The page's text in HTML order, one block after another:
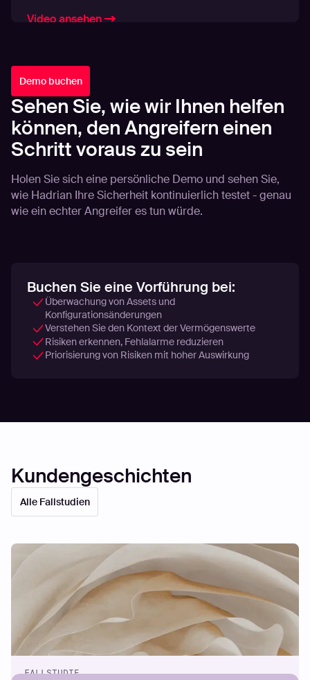
Video ansehen
Sehen Sie, wie wir Ihnen helfen
können, den Angreifern einen
Schritt voraus zu sein
Holen Sie sich eine persönliche Demo und sehen Sie,
wie Hadrian Ihre Sicherheit kontinuierlich testet - genau
wie ein echter Angreifer es tun würde.
Demo buchen
Buchen Sie eine Vorführung bei:
Überwachung von Assets und
Konfigurationsänderungen
Verstehen Sie den Kontext der Vermögenswerte
Risiken erkennen, Fehlalarme reduzieren
Priorisierung von Risiken mit hoher Auswirkung
Kundengeschichten
Alle Fallstudien
FALLSTUDIE